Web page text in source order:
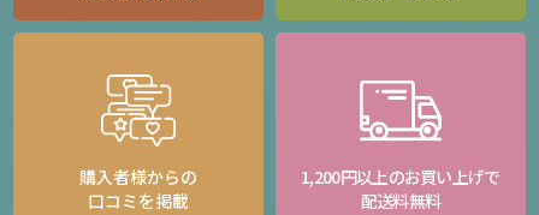
購入者様からの
口コミを掲載
1,200円以上のお買い上げで
配送料無料